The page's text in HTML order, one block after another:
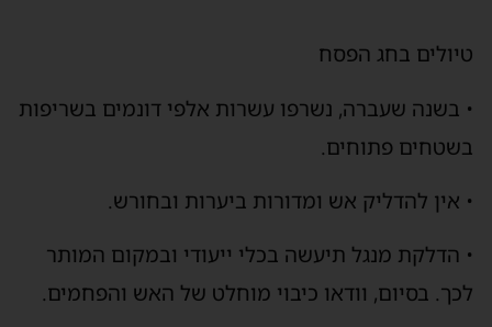
טיולים בחג הפסח
• בשנה שעברה, נשרפו עשרות אלפי דונמים בשריפות
בשטחים פתוחים.
• אין להדליק אש ומדורות ביערות ובחורש.
• הדלקת מנגל תיעשה בכלי ייעודי ובמקום המותר
לכך. בסיום, וודאו כיבוי מוחלט של האש והפחמים.